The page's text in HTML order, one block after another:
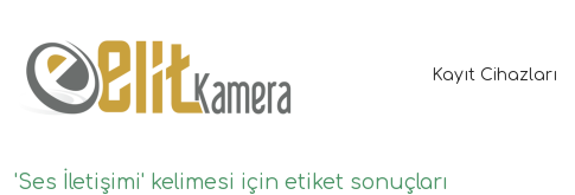
Kayıt Cihazları
'Ses İletişimi' kelimesi için etiket sonuçları